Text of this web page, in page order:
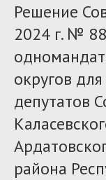
Решение
2024 г. №
округов
депутатов
района